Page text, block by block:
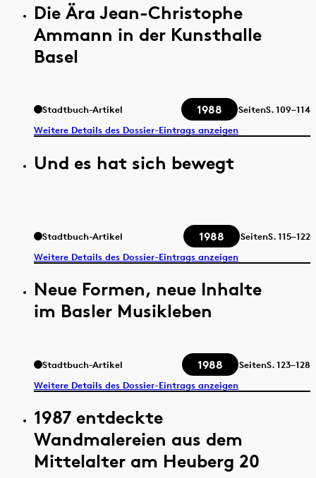
Die Ära Jean-Christophe
Ammann in der Kunsthalle
Basel
Stadtbuch-Artikel 1988 SeitenS.109–114
Weitere Details des Dossier-Eintrags anzeigen
Und es hat sich bewegt
Stadtbuch-Artikel 1988 SeitenS.115–122
Weitere Details des Dossier-Eintrags anzeigen
Neue Formen, neue Inhalte
im Basler Musikleben
Stadtbuch-Artikel 1988 SeitenS.123–128
Weitere Details des Dossier-Eintrags anzeigen
1987 entdeckte
Wandmalereien aus dem
Mittelalter am Heuberg 20